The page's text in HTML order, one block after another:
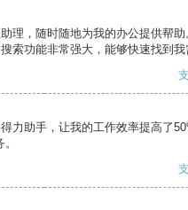
理，随时随地为我的办公提供帮
索功能非常强大，能够快速找到我
力助手，让我的工作效率提高了